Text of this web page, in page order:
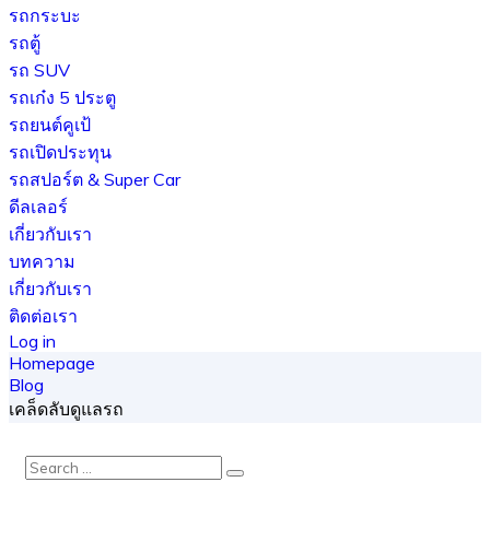
รถกระบะ
รถตู้
รถ SUV
รถเก๋ง 5 ประตู
รถยนต์คูเป้
รถเปิดประทุน
รถสปอร์ต & Super Car
ดีลเลอร์
เกี่ยวกับเรา
บทความ
เกี่ยวกับเรา
ติดต่อเรา
Log in
สมัครสมาชิก
ประกาศขายรถ
Homepage
Blog
เคล็ดลับดูแลรถ